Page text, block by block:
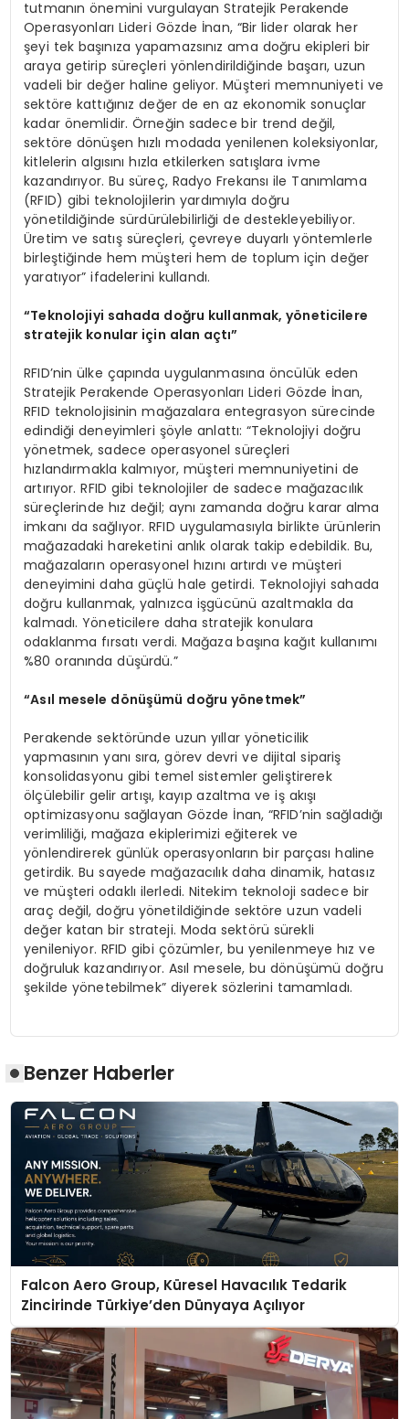
tutmanın önemini vurgulayan Stratejik Perakende
Operasyonları Lideri Gözde İnan, “Bir lider olarak her
şeyi tek başınıza yapamazsınız ama doğru ekipleri bir
araya getirip süreçleri yönlendirildiğinde başarı, uzun
vadeli bir değer haline geliyor. Müşteri memnuniyeti ve
sektöre kattığınız değer de en az ekonomik sonuçlar
kadar önemlidir. Örneğin sadece bir trend değil,
sektöre dönüşen hızlı modada yenilenen koleksiyonlar,
kitlelerin algısını hızla etkilerken satışlara ivme
kazandırıyor. Bu süreç, Radyo Frekansı ile Tanımlama
(RFID) gibi teknolojilerin yardımıyla doğru
yönetildiğinde sürdürülebilirliği de destekleyebiliyor.
Üretim ve satış süreçleri, çevreye duyarlı yöntemlerle
birleştiğinde hem müşteri hem de toplum için değer
yaratıyor” ifadelerini kullandı.
“Teknolojiyi sahada doğru kullanmak, yöneticilere
stratejik konular için alan açtı”
RFID’nin ülke çapında uygulanmasına öncülük eden
Stratejik Perakende Operasyonları Lideri Gözde İnan,
RFID teknolojisinin mağazalara entegrasyon sürecinde
edindiği deneyimleri şöyle anlattı: “Teknolojiyi doğru
yönetmek, sadece operasyonel süreçleri
hızlandırmakla kalmıyor, müşteri memnuniyetini de
artırıyor. RFID gibi teknolojiler de sadece mağazacılık
süreçlerinde hız değil; aynı zamanda doğru karar alma
imkanı da sağlıyor. RFID uygulamasıyla birlikte ürünlerin
mağazadaki hareketini anlık olarak takip edebildik. Bu,
mağazaların operasyonel hızını artırdı ve müşteri
deneyimini daha güçlü hale getirdi. Teknolojiyi sahada
doğru kullanmak, yalnızca işgücünü azaltmakla da
kalmadı. Yöneticilere daha stratejik konulara
odaklanma fırsatı verdi. Mağaza başına kağıt kullanımı
%80 oranında düşürdü.”
“Asıl mesele dönüşümü doğru yönetmek”
Perakende sektöründe uzun yıllar yöneticilik
yapmasının yanı sıra, görev devri ve dijital sipariş
konsolidasyonu gibi temel sistemler geliştirerek
ölçülebilir gelir artışı, kayıp azaltma ve iş akışı
optimizasyonu sağlayan Gözde İnan, “RFID’nin sağladığı
verimliliği, mağaza ekiplerimizi eğiterek ve
yönlendirerek günlük operasyonların bir parçası haline
getirdik. Bu sayede mağazacılık daha dinamik, hatasız
ve müşteri odaklı ilerledi. Nitekim teknoloji sadece bir
araç değil, doğru yönetildiğinde sektöre uzun vadeli
değer katan bir strateji. Moda sektörü sürekli
yenileniyor. RFID gibi çözümler, bu yenilenmeye hız ve
doğruluk kazandırıyor. Asıl mesele, bu dönüşümü doğru
şekilde yönetebilmek” diyerek sözlerini tamamladı.
Benzer Haberler
Falcon Aero Group, Küresel Havacılık Tedarik
Zincirinde Türkiye’den Dünyaya Açılıyor